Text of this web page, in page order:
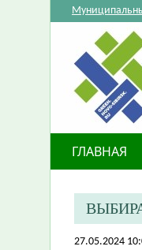
ГЛАВНАЯ
27.05.2024